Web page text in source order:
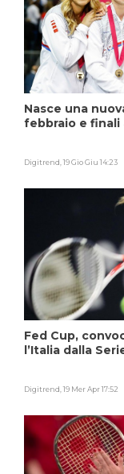
Nasce una
febbraio e finali
Digitrend,19 Gio Giu 14:23
Fed Cup,
l’Italia dalla
Digitrend,19 Mer Apr 17:52